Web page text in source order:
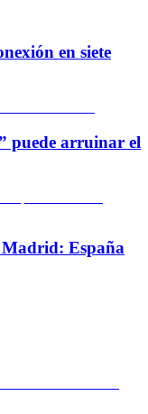
en siete
puede arruinar el
Madrid: España